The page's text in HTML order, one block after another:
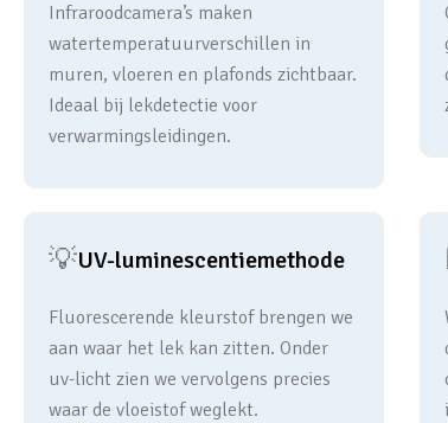
Infraroodcamera’s maken
watertemperatuurverschillen in
muren, vloeren en plafonds zichtbaar.
Ideaal bij lekdetectie voor
verwarmingsleidingen.
💡UV-luminescentiemethode
Fluorescerende kleurstof brengen we
aan waar het lek kan zitten. Onder
uv-licht zien we vervolgens precies
waar de vloeistof weglekt.